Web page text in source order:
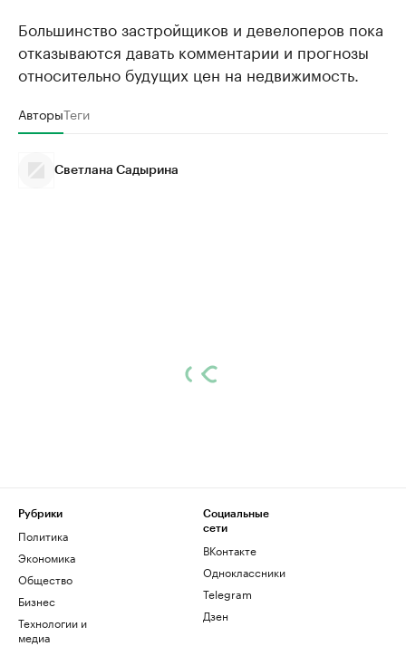
Большинство застройщиков и девелоперов пока
отказываются давать комментарии и прогнозы
относительно будущих цен на недвижимость.
АвторыТеги
Светлана Садырина
Рубрики
Политика
Экономика
Общество
Бизнес
Технологии и
медиа
Социальные
сети
ВКонтакте
Одноклассники
Telegram
Дзен